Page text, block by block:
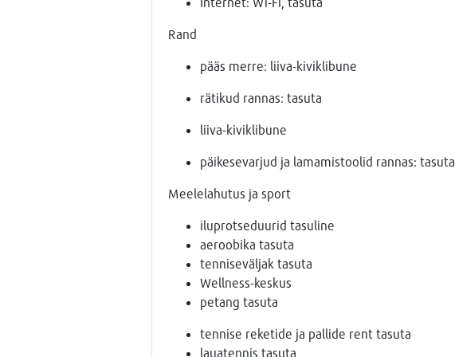
Rand
pääs merre: liiva-kiviklibune
rätikud rannas: tasuta
liiva-kiviklibune
päikesevarjud ja lamamistoolid rannas: tasuta
Meelelahutus ja sport
iluprotseduurid tasuline
aeroobika tasuta
tenniseväljak tasuta
Wellness-keskus
petang tasuta
tennise reketide ja pallide rent tasuta
lauatennis tasuta